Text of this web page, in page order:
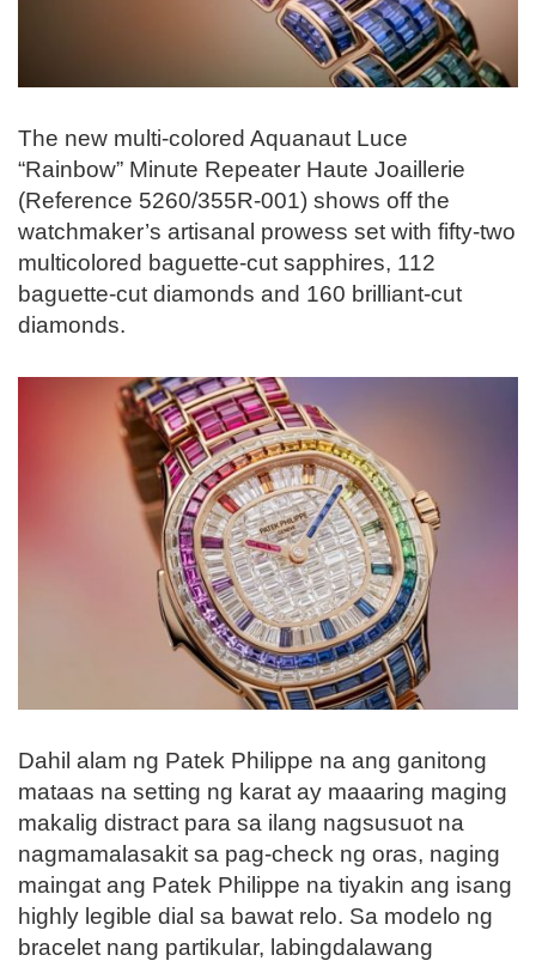
The new multi-colored Aquanaut Luce
“Rainbow” Minute Repeater Haute Joaillerie
(Reference 5260/355R-001) shows off the
watchmaker’s artisanal prowess set with fifty-two
multicolored baguette-cut sapphires, 112
baguette-cut diamonds and 160 brilliant-cut
diamonds.
Dahil alam ng Patek Philippe na ang ganitong
mataas na setting ng karat ay maaaring maging
makalig distract para sa ilang nagsusuot na
nagmamalasakit sa pag-check ng oras, naging
maingat ang Patek Philippe na tiyakin ang isang
highly legible dial sa bawat relo. Sa modelo ng
bracelet nang partikular, labingdalawang